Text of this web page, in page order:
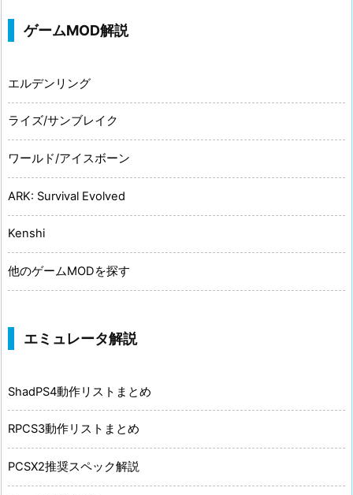
ゲームMOD解説
エルデンリング
ライズ/サンブレイク
ワールド/アイスボーン
ARK: Survival Evolved
Kenshi
他のゲームMODを探す
エミュレータ解説
ShadPS4動作リストまとめ
RPCS3動作リストまとめ
PCSX2推奨スペック解説